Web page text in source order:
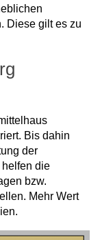
Diese gilt es zu
Bis dahin
der
helfen die
bzw.
Mehr Wert